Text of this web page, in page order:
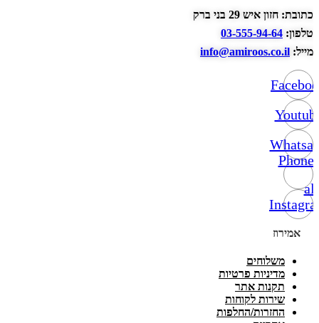
כתובת: חזון איש 29 בני ברק
טלפון: 03-555-94-64
מייל: info@amiroos.co.il
Phone-
alt
אמירוז
משלוחים
מדיניות פרטיות
תקנות אתר
שירות לקוחות
החזרות/החלפות